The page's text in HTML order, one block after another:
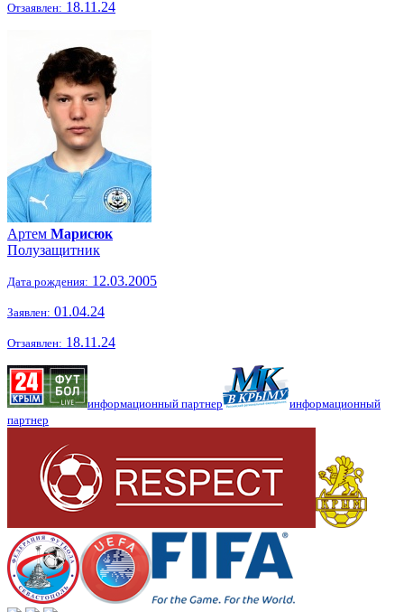
Отзаявлен: 18.11.24
Артем Марисюк
Полузащитник
Дата рождения: 12.03.2005
Заявлен: 01.04.24
Отзаявлен: 18.11.24
информационный партнер
информационный
партнер